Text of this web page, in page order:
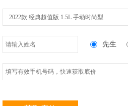
2022款 经典超值版 1.5L 手动时尚型
先生